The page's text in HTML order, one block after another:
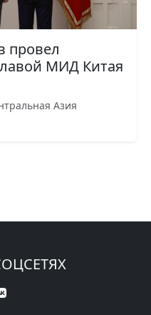
провел
МИД Китая
Азия